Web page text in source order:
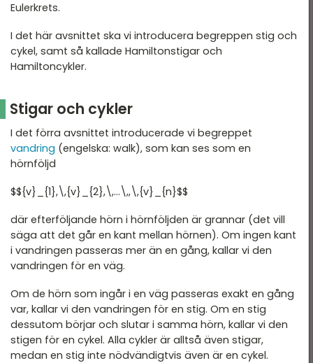
Eulerkrets.
I det här avsnittet ska vi introducera begreppen stig och
cykel, samt så kallade Hamiltonstigar och
Hamiltoncykler.
Stigar och cykler
I det förra avsnittet introducerade vi begreppet
vandring (engelska: walk), som kan ses som en
hörnföljd
$${v}_{1},\,{v}_{2},\,...\,,\,{v}_{n}$$
där efterföljande hörn i hörnföljden är grannar (det vill
säga att det går en kant mellan hörnen). Om ingen kant
i vandringen passeras mer än en gång, kallar vi den
vandringen för en väg.
Om de hörn som ingår i en väg passeras exakt en gång
var, kallar vi den vandringen för en stig. Om en stig
dessutom börjar och slutar i samma hörn, kallar vi den
stigen för en cykel. Alla cykler är alltså även stigar,
medan en stig inte nödvändigtvis även är en cykel.
Linjär optimering